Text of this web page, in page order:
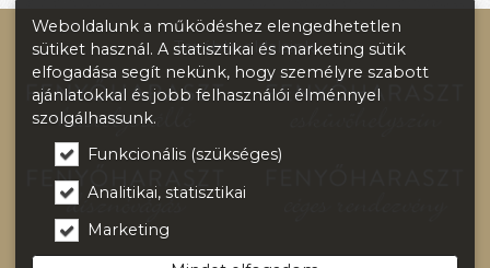
További oldalaink:
Weboldalunk a működéshez elengedhetetlen
sütiket használ. A statisztikai és marketing sütik
elfogadása segít nekünk, hogy személyre szabott
ajánlatokkal és jobb felhasználói élménnyel
szolgálhassunk.
Funkcionális (szükséges)
Analitikai, statisztikai
Marketing